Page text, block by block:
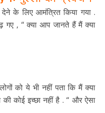
के लिए आमंत्रित किया गया .
, “ क्या आप जानते हैं मैं क्या
को ये भी नहीं पता कि मैं क्या
कोई इच्छा नहीं है . “ और ऐसा